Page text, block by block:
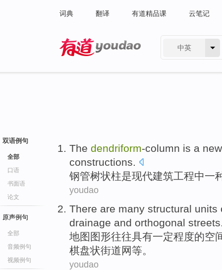
词典 翻译 有道精品课 云笔记
中英
双语例句
全部
口语
书面语
论文
原声例句
全部
音频例句
视频例句
The dendriform-column is a
constructions.
钢管树状柱是现代建筑工程中一
youdao
There are many structural units
drainage and orthogonal streets
地图 图形往往具有一定程度的空
棋盘状街道 网等。
youdao